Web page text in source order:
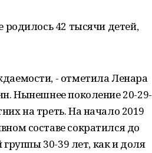
родилось 42 тысячи детей,
- отметила Ленара
Нынешнее поколение 20-29-
на треть. На начало 2019
составе сократился до
группы 30-39 лет, как и доля